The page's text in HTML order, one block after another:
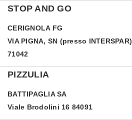
STOP AND GO
CERIGNOLA FG
VIA PIGNA, SN (presso INTERSPAR)
71042
PIZZULIA
BATTIPAGLIA SA
Viale Brodolini 16 84091